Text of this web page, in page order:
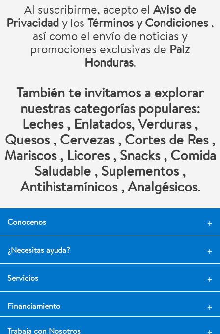
Al suscribirme, acepto el Aviso de
Privacidady los Términos y Condiciones,
así como el envío de noticias y
promociones exclusivas de Paiz
Honduras.
También te invitamos a explorar
nuestras categorías populares:
Leches, Enlatados,Verduras,
Quesos, Cervezas, Cortes de Res,
Mariscos, Licores, Snacks, Comida
Saludable , Suplementos,
Antihistamínicos,Analgésicos.
Conocenos
¿Necesitas ayuda?
Servicios
Financiamiento
Trabaja con Nosotros